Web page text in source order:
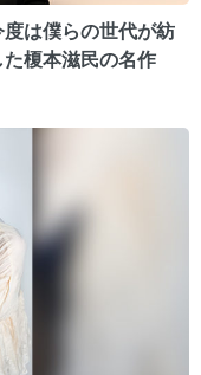
は僕らの世代が紡
榎本滋民の名作